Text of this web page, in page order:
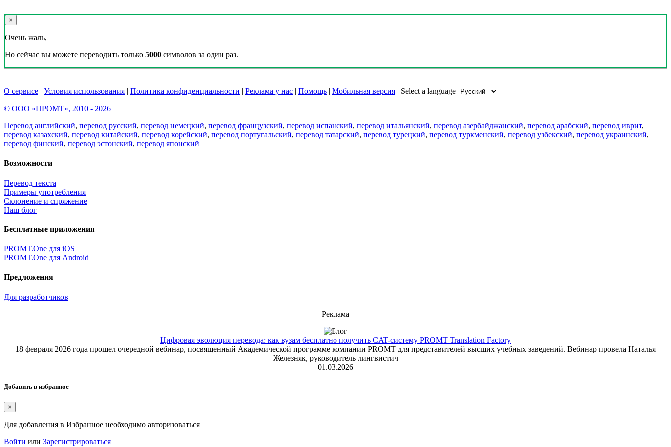
×
Очень жаль,
Но сейчас вы можете переводить только 5000 символов за один раз.
О сервисе | Условия использования | Политика конфиденциальности | Реклама у нас | Помощь | Мобильная версия | Select a language
© ООО «ПРОМТ», 2010 - 2026
Перевод английский, перевод русский, перевод немецкий, перевод французский, перевод испанский, перевод итальянский, перевод азербайджанский, перевод арабский, перевод иврит,
перевод казахский, перевод китайский, перевод корейский, перевод португальский, перевод татарский, перевод турецкий, перевод туркменский, перевод узбекский, перевод украинский,
перевод финский, перевод эстонский, перевод японский
Возможности
Перевод текста
Примеры употребления
Склонение и спряжение
Наш блог
Бесплатные приложения
PROMT.One для iOS
PROMT.One для Android
Предложения
Для разработчиков
Реклама
Цифровая эволюция перевода: как вузам бесплатно получить CAT-систему PROMT Translation Factory
18 февраля 2026 года прошел очередной вебинар, посвященный Академической программе компании PROMT для представителей высших учебных заведений. Вебинар провела Наталья
Железняк, руководитель лингвистич
01.03.2026
Добавить в избранное
×
Для добавления в Избранное необходимо авторизоваться
Войти или Зарегистрироваться